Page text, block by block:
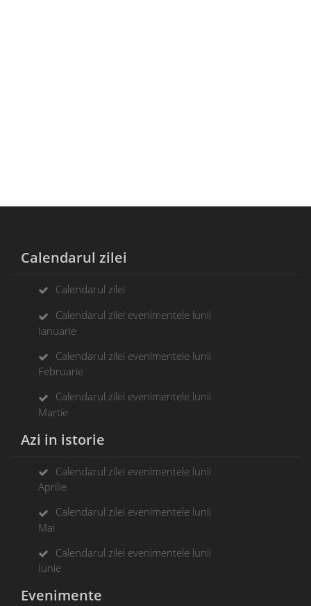
Calendarul zilei
Calendarul zilei
Calendarul zilei evenimentele lunii
Ianuarie
Calendarul zilei evenimentele lunii
Februarie
Calendarul zilei evenimentele lunii
Martie
Azi in istorie
Calendarul zilei evenimentele lunii
Aprilie
Calendarul zilei evenimentele lunii
Mai
Calendarul zilei evenimentele lunii
Iunie
Evenimente